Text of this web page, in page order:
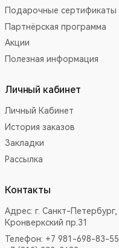
Подарочные сертификаты
Партнёрская программа
Акции
Полезная информация
Личный кабинет
Личный Кабинет
История заказов
Закладки
Рассылка
Контакты
Адрес: г. Санкт-Петербург,
Кронверкский пр.31
Телефон: +7 981-698-83-55